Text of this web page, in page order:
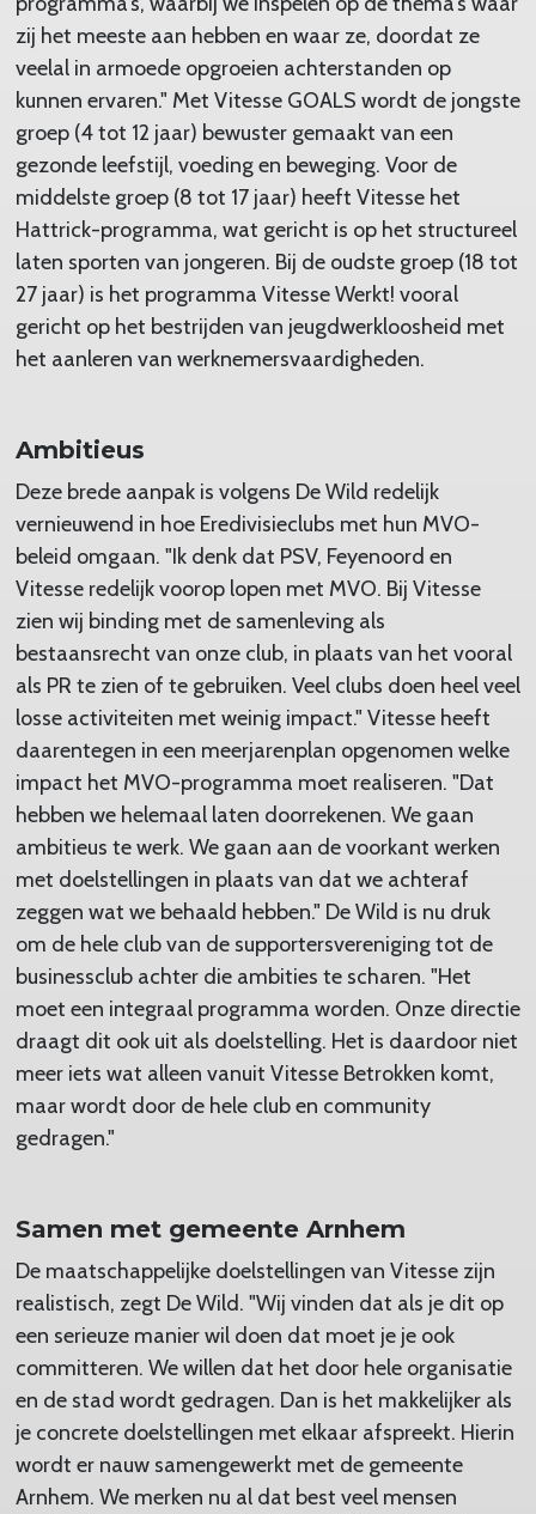
zij het meeste aan hebben en waar ze, doordat ze
veelal in armoede opgroeien achterstanden op
kunnen ervaren." Met Vitesse GOALS wordt de jongste
groep (4 tot 12 jaar) bewuster gemaakt van een
gezonde leefstijl, voeding en beweging. Voor de
middelste groep (8 tot 17 jaar) heeft Vitesse het
Hattrick-programma, wat gericht is op het structureel
laten sporten van jongeren. Bij de oudste groep (18 tot
27 jaar) is het programma Vitesse Werkt! vooral
gericht op het bestrijden van jeugdwerkloosheid met
het aanleren van werknemersvaardigheden.
Ambitieus
Deze brede aanpak is volgens De Wild redelijk
vernieuwend in hoe Eredivisieclubs met hun MVO-
beleid omgaan. "Ik denk dat PSV, Feyenoord en
Vitesse redelijk voorop lopen met MVO. Bij Vitesse
zien wij binding met de samenleving als
bestaansrecht van onze club, in plaats van het vooral
als PR te zien of te gebruiken. Veel clubs doen heel veel
losse activiteiten met weinig impact." Vitesse heeft
daarentegen in een meerjarenplan opgenomen welke
impact het MVO-programma moet realiseren. "Dat
hebben we helemaal laten doorrekenen. We gaan
ambitieus te werk. We gaan aan de voorkant werken
met doelstellingen in plaats van dat we achteraf
zeggen wat we behaald hebben." De Wild is nu druk
om de hele club van de supportersvereniging tot de
businessclub achter die ambities te scharen. "Het
moet een integraal programma worden. Onze directie
draagt dit ook uit als doelstelling. Het is daardoor niet
meer iets wat alleen vanuit Vitesse Betrokken komt,
maar wordt door de hele club en community
gedragen."
Samen met gemeente Arnhem
De maatschappelijke doelstellingen van Vitesse zijn
realistisch, zegt De Wild. "Wij vinden dat als je dit op
een serieuze manier wil doen dat moet je je ook
committeren. We willen dat het door hele organisatie
en de stad wordt gedragen. Dan is het makkelijker als
je concrete doelstellingen met elkaar afspreekt. Hierin
wordt er nauw samengewerkt met de gemeente
Arnhem. We merken nu al dat best veel mensen